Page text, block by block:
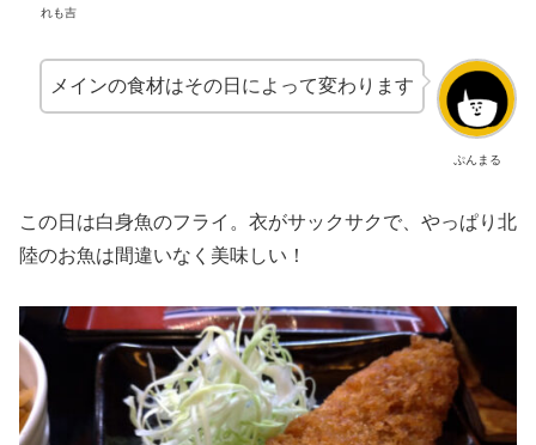
れも吉
ぷんまる
メインの食材はその日によって変わります
この日は白身魚のフライ。衣がサックサクで、やっぱり北
陸のお魚は間違いなく美味しい！